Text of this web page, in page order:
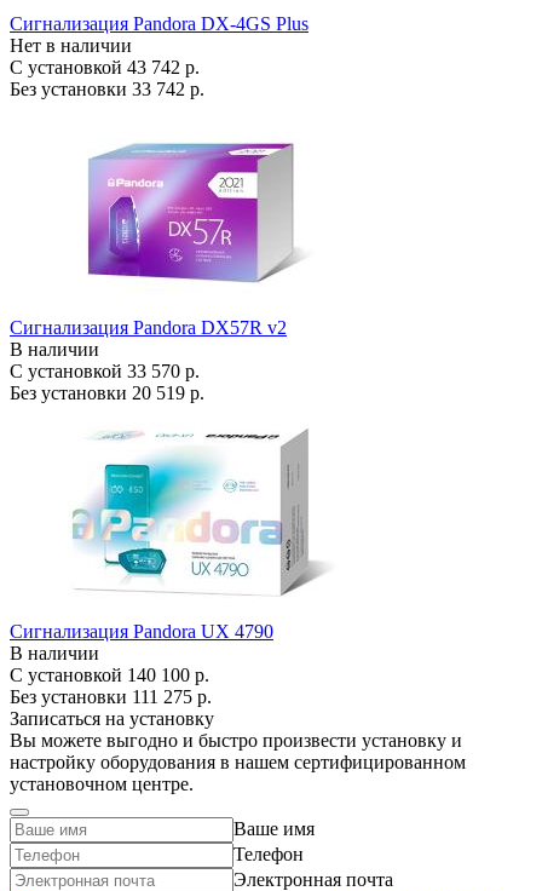
Сигнализация Pandora DX-4GS Plus
Нет в наличии
С установкой 43 742 р.
Без установки 33 742 р.
Сигнализация Pandora DX57R v2
В наличии
С установкой 33 570 р.
Без установки 20 519 р.
Сигнализация Pandora UX 4790
В наличии
С установкой 140 100 р.
Без установки 111 275 р.
Записаться на установку
Вы можете выгодно и быстро произвести установку и
настройку оборудования в нашем сертифицированном
установочном центре.
Ваше имя
Телефон
Электронная почта